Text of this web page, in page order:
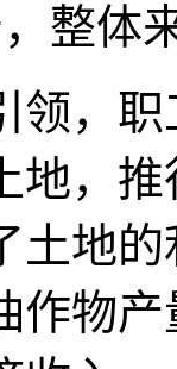
整体
，职
地，
土地
作物